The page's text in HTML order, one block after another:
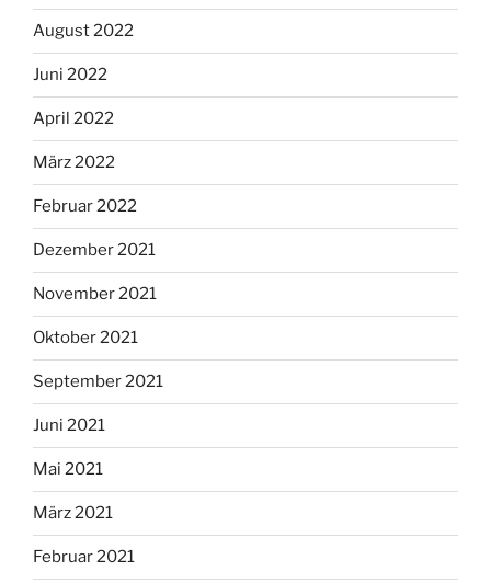
August 2022
Juni 2022
April 2022
März 2022
Februar 2022
Dezember 2021
November 2021
Oktober 2021
September 2021
Juni 2021
Mai 2021
März 2021
Februar 2021